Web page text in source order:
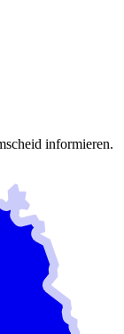
sind ☆☆☆☆☆
informieren.